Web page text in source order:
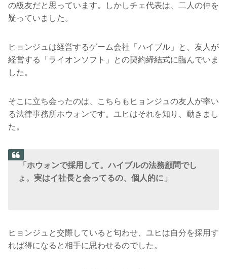
の級友だと思っています。しかしチェ代表は、二人の仲を
疑っていました。
ヒョンジュは経営するゲーム会社「ハイブル」と、友人が
経営する「ライオンソフト」との契約締結式に臨んでいま
した。
そこに立ち会ったのは、こちらもヒョンジュの友人が率い
る法律事務所ホウォンです。ユヒはそれを知り、動きまし
た。
「ホウォンで採用して。ハイブルの法務顧問でし
ょ。実はイ社長と会ってるの、個人的に」
ヒョンジュと交際していると匂わせ、ユヒは自分を採用す
れば得になると相手に思わせるのでした。